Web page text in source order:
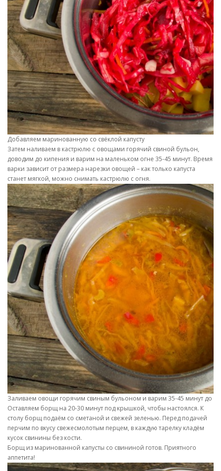
Добавляем маринованную со свёклой капусту
Затем наливаем в кастрюлю с овощами горячий свиной бульон,
доводим до кипения и варим на маленьком огне 35-45 минут. Время
варки зависит от размера нарезки овощей – как только капуста
станет мягкой, можно снимать кастрюлю с огня.
Заливаем овощи горячим свиным бульоном и варим 35-45 минут до
Оставляем борщ на 20-30 минут под крышкой, чтобы настоялся. К
столу борщ подаём со сметаной и свежей зеленью. Перед подачей
перчим по вкусу свежесмолотым перцем, в каждую тарелку кладём
кусок свинины без кости.
Борщ из маринованной капусты со свининой готов. Приятного
аппетита!